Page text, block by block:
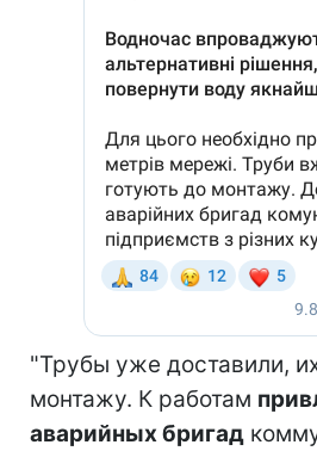
"Трубы уже доставили,
монтажу. К работам
аварийных бригад